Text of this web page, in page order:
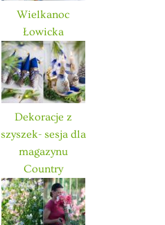
Wielkanoc
Łowicka
Dekoracje z
szyszek- sesja dla
magazynu
Country